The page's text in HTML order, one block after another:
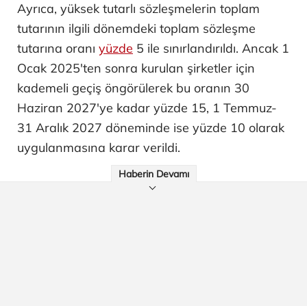
Ayrıca, yüksek tutarlı sözleşmelerin toplam
tutarının ilgili dönemdeki toplam sözleşme
tutarına oranı yüzde 5 ile sınırlandırıldı. Ancak 1
Ocak 2025'ten sonra kurulan şirketler için
kademeli geçiş öngörülerek bu oranın 30
Haziran 2027'ye kadar yüzde 15, 1 Temmuz-
31 Aralık 2027 döneminde ise yüzde 10 olarak
uygulanmasına karar verildi.
Haberin Devamı